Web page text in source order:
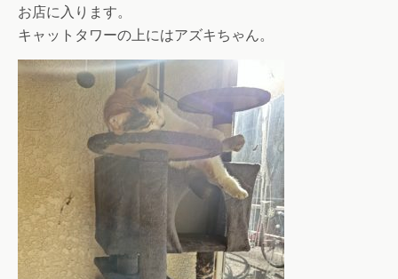
お店に入ります。
キャットタワーの上にはアズキちゃん。